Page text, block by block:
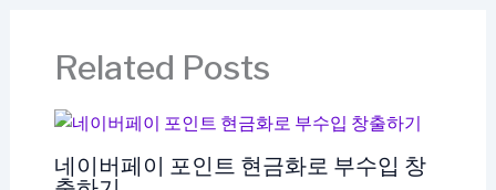
Related Posts
네이버페이 포인트 현금화로 부수입 창